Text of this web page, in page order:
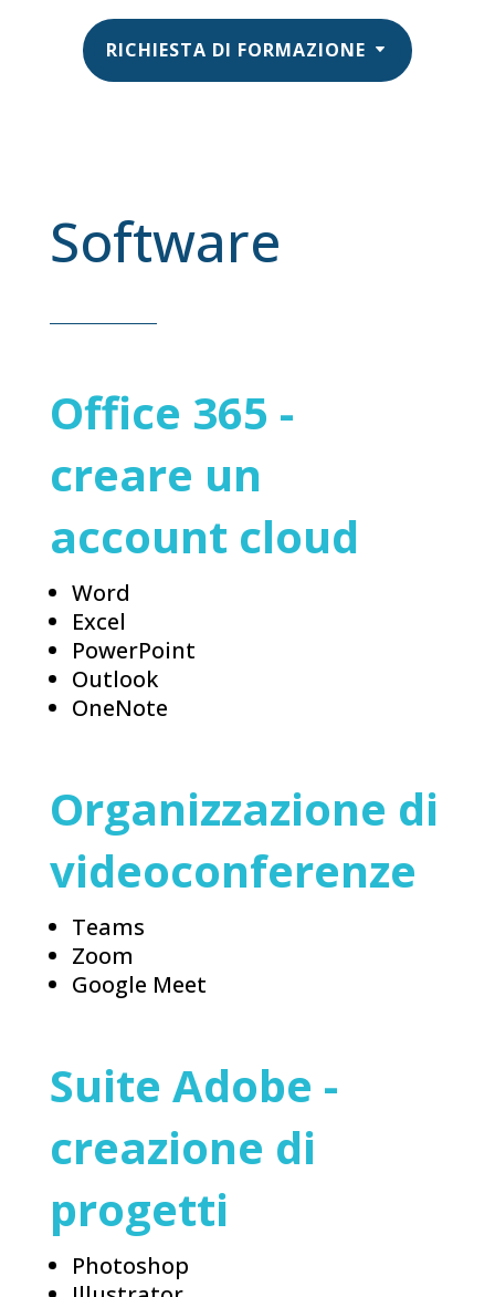
RICHIESTA DI FORMAZIONE
Software
Office 365 -
creare un
account cloud
Word
Excel
PowerPoint
Outlook
OneNote
Organizzazione di
videoconferenze
Teams
Zoom
Google Meet
Suite Adobe -
creazione di
progetti
Photoshop